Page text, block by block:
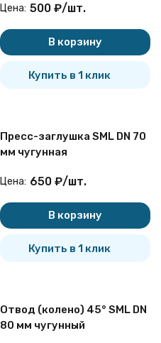
Цена: 500 ₽/шт.
В корзину
Купить в 1 клик
Пресс-заглушка SML DN 70
мм чугунная
Цена: 650 ₽/шт.
В корзину
Купить в 1 клик
Отвод (колено) 45° SML DN
80 мм чугунный